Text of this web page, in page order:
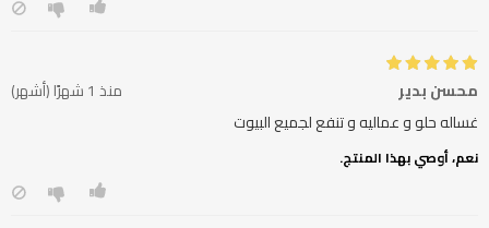
محسن بدير
منذ 1 شهرًا (أشهر)
غساله حلو و عماليه و تنفع لجميع البيوت
نعم، أوصي بهذا المنتج.